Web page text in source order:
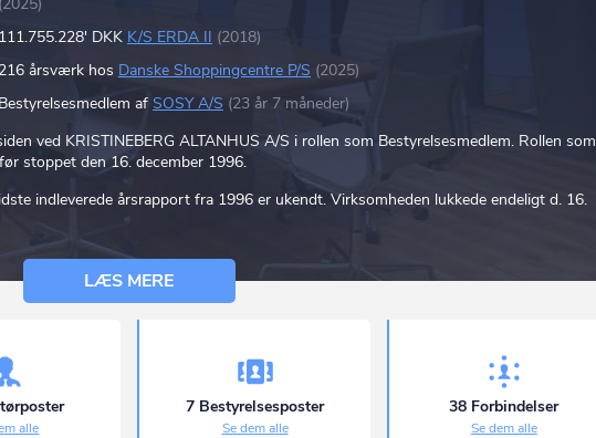
111.755.228' DKK K/S ERDA II (2018)
216 årsværk hos Danske Shoppingcentre P/S (2025)
Bestyrelsesmedlem af SOSY A/S (23 år 7 måneder)
ved KRISTINEBERG ALTANHUS A/S i rollen som Bestyrelsesmedlem. Rollen som
stoppet den 16. december 1996.
indleverede årsrapport fra 1996 er ukendt. Virksomheden lukkede endeligt d. 16.
LÆS MERE
alle
7 Bestyrelsesposter
Se dem alle
38 Forbindelser
Se dem alle